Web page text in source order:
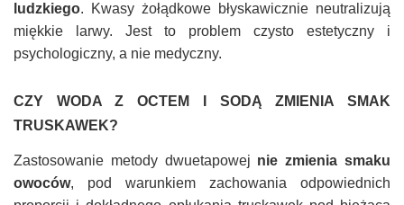
ludzkiego. Kwasy żołądkowe błyskawicznie neutralizują
miękkie larwy. Jest to problem czysto estetyczny i
psychologiczny, a nie medyczny.
CZY WODA Z OCTEM I SODĄ ZMIENIA SMAK
TRUSKAWEK?
Zastosowanie metody dwuetapowej nie zmienia smaku
owoców, pod warunkiem zachowania odpowiednich